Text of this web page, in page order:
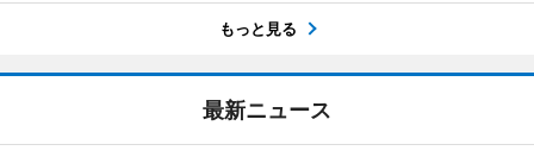
もっと見る
最新ニュース